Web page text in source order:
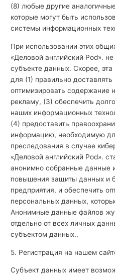
(8) любые другие
которые могут быть
системы информационных
При использовании этих
«Деловой английский Pod».
субъекте данных. Скорее,
для (1) правильно доставлять
оптимизировать содержание
рекламу, (3) обеспечить
наших информационных
(4) предоставить
информацию, необходимую
преследования в случае
«Деловой английский Pod».
анонимно собранные
повышения защиты данных и
предприятия, и обеспечить
персональных данных,
Анонимные данные файлов
отдельно от всех личных
субъектом данных..
5. Регистрация на нашем
Субъект данных имеет